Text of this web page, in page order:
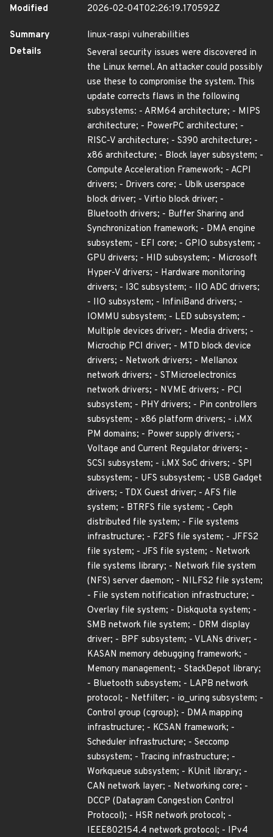
Modified
2026-02-04T02:26:19.170592Z
Summary
linux-raspi vulnerabilities
Details
Several security issues were discovered in
the Linux kernel. An attacker could possibly
use these to compromise the system. This
update corrects flaws in the following
subsystems: - ARM64 architecture; - MIPS
architecture; - PowerPC architecture; -
RISC-V architecture; - S390 architecture; -
x86 architecture; - Block layer subsystem; -
Compute Acceleration Framework; - ACPI
drivers; - Drivers core; - Ublk userspace
block driver; - Virtio block driver; -
Bluetooth drivers; - Buffer Sharing and
Synchronization framework; - DMA engine
subsystem; - EFI core; - GPIO subsystem; -
GPU drivers; - HID subsystem; - Microsoft
Hyper-V drivers; - Hardware monitoring
drivers; - I3C subsystem; - IIO ADC drivers;
- IIO subsystem; - InfiniBand drivers; -
IOMMU subsystem; - LED subsystem; -
Multiple devices driver; - Media drivers; -
Microchip PCI driver; - MTD block device
drivers; - Network drivers; - Mellanox
network drivers; - STMicroelectronics
network drivers; - NVME drivers; - PCI
subsystem; - PHY drivers; - Pin controllers
subsystem; - x86 platform drivers; - i.MX
PM domains; - Power supply drivers; -
Voltage and Current Regulator drivers; -
SCSI subsystem; - i.MX SoC drivers; - SPI
subsystem; - UFS subsystem; - USB Gadget
drivers; - TDX Guest driver; - AFS file
system; - BTRFS file system; - Ceph
distributed file system; - File systems
infrastructure; - F2FS file system; - JFFS2
file system; - JFS file system; - Network
file systems library; - Network file system
(NFS) server daemon; - NILFS2 file system;
- File system notification infrastructure; -
Overlay file system; - Diskquota system; -
SMB network file system; - DRM display
driver; - BPF subsystem; - VLANs driver; -
KASAN memory debugging framework; -
Memory management; - StackDepot library;
- Bluetooth subsystem; - LAPB network
protocol; - Netfilter; - io_uring subsystem; -
Control group (cgroup); - DMA mapping
infrastructure; - KCSAN framework; -
Scheduler infrastructure; - Seccomp
subsystem; - Tracing infrastructure; -
Workqueue subsystem; - KUnit library; -
CAN network layer; - Networking core; -
DCCP (Datagram Congestion Control
Protocol); - HSR network protocol; -
IEEE802154.4 network protocol; - IPv4